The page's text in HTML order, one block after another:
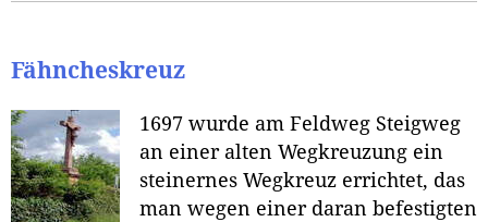
Fähncheskreuz
1697 wurde am Feldweg Steigweg
an einer alten Wegkreuzung ein
steinernes Wegkreuz errichtet, das
man wegen einer daran befestigten